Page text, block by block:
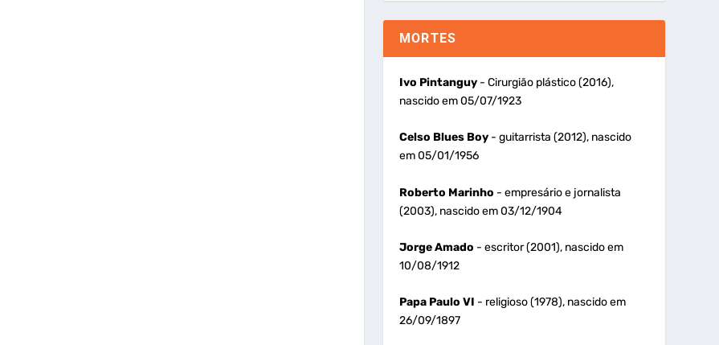
MORTES
Ivo Pintanguy- Cirurgião plástico (2016),
nascido em 05/07/1923
Celso Blues Boy- guitarrista (2012), nascido
em 05/01/1956
Roberto Marinho - empresário e jornalista
(2003), nascido em 03/12/1904
Jorge Amado - escritor (2001), nascido em
10/08/1912
Papa Paulo VI - religioso (1978), nascido em
26/09/1897